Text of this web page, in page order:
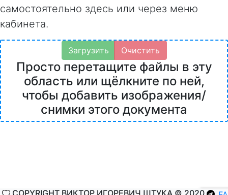
самостоятельно здесь или через меню
кабинета.
Загрузить Очистить
Просто перетащите файлы в эту
область или щёлкните по ней,
чтобы добавить изображения/
снимки этого документа
COPYRIGHT ВИКТОР ИГОРЕВИЧ ШТУКА © 2020